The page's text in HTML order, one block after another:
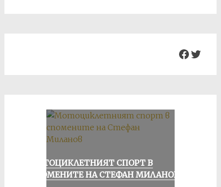
МОТОЦИКЛЕТНИЯТ СПОРТ В
СПОМЕНИТЕ НА СТЕФАН МИЛАНОВ